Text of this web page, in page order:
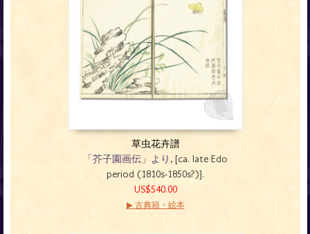
草虫花卉譜
「芥子園画伝」より , [ca. late Edo
period (1810s-1850s?)].
US$540.00
▶ 古典籍・絵本